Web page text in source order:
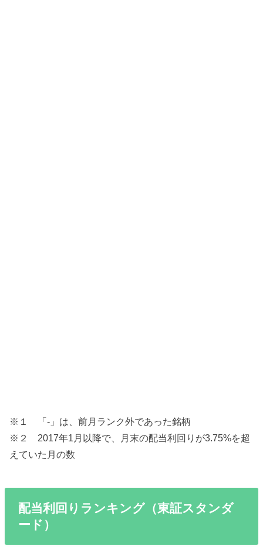
※１ 「-」は、前月ランク外であった銘柄
※２ 2017年1月以降で、月末の配当利回りが3.75%を超
えていた月の数
配当利回りランキング（東証スタンダ
ード）